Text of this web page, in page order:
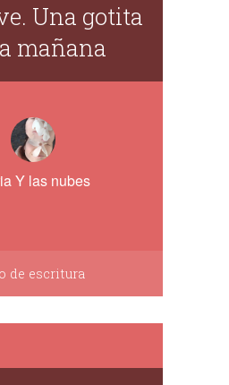
Una gotita
mañana
Y las nubes
de escritura